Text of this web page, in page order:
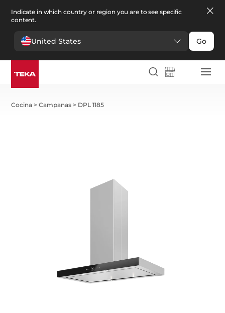
Indicate in which country or region you are to see specific
content.
United States Go
Cocina >Campanas > DPL 1185